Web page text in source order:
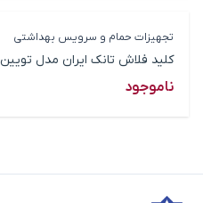
تجهیزات حمام و سرویس بهداشتی
کلید فلاش تانک ایران مدل تویین
ناموجود